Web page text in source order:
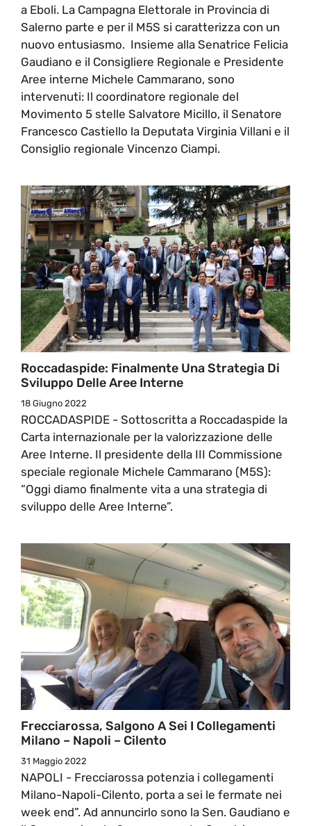
a Eboli. La Campagna Elettorale in Provincia di
Salerno parte e per il M5S si caratterizza con un
nuovo entusiasmo. Insieme alla Senatrice Felicia
Gaudiano e il Consigliere Regionale e Presidente
Aree interne Michele Cammarano, sono
intervenuti: Il coordinatore regionale del
Movimento 5 stelle Salvatore Micillo, il Senatore
Francesco Castiello la Deputata Virginia Villani e il
Consiglio regionale Vincenzo Ciampi.
Roccadaspide: Finalmente Una Strategia Di
Sviluppo Delle Aree Interne
18 Giugno 2022
ROCCADASPIDE - Sottoscritta a Roccadaspide la
Carta internazionale per la valorizzazione delle
Aree Interne. Il presidente della III Commissione
speciale regionale Michele Cammarano (M5S):
“Oggi diamo finalmente vita a una strategia di
sviluppo delle Aree Interne”.
Frecciarossa, Salgono A Sei I Collegamenti
Milano – Napoli – Cilento
31 Maggio 2022
NAPOLI - Frecciarossa potenzia i collegamenti
Milano-Napoli-Cilento, porta a sei le fermate nei
week end”. Ad annuncirlo sono la Sen. Gaudiano e